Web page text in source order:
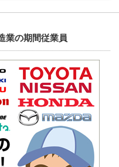
業の期間従業員